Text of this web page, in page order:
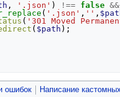
, '.json' ) !== false &&
( '.json' , '' ,
( '301 Moved
( $path );
ошибок Написание